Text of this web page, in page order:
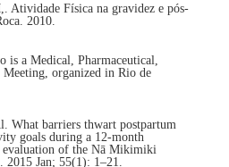
Atividade Física na gravidez e pós-
2010.
is a Medical, Pharmaceutical,
organized in Rio de
What barriers thwart postpartum
goals during a 12-month
evaluation of the Nā Mikimiki
Jan; 55(1): 1–21.